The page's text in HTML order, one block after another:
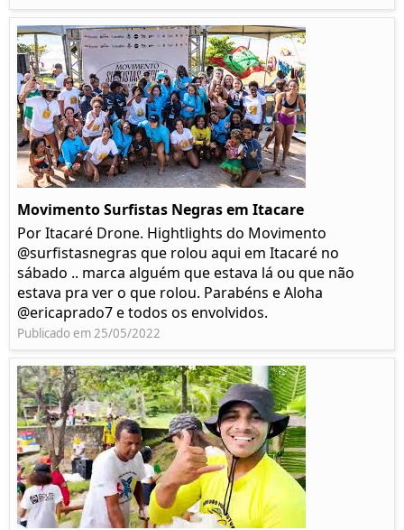
Movimento Surfistas Negras em Itacare
Por Itacaré Drone. Hightlights do Movimento
@surfistasnegras que rolou aqui em Itacaré no
sábado .. marca alguém que estava lá ou que não
estava pra ver o que rolou. Parabéns e Aloha
@ericaprado7 e todos os envolvidos.
Publicado em 25/05/2022